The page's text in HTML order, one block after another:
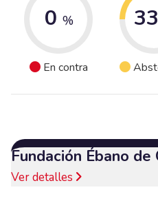
0 %
En contra
33
Fundación Ébano de
Ver detalles